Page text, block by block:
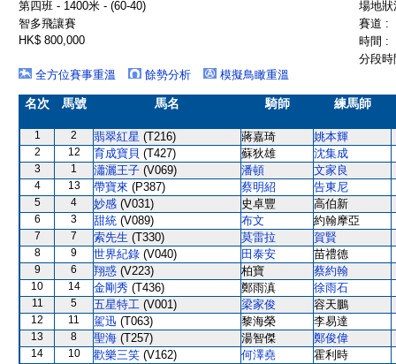
第四班 - 1400米 - (60-40)
場地
智多飛讓賽
賽道 :
HK$ 800,000
時間 :
分段
全方位賽事重溫
餘勢分析 模擬鳥瞰重溫
名次 馬號 馬名 騎師 練馬師
1 2 翡翠紅星 (T216) 蔣嘉琦 姚本輝
2 12 育成寶貝 (T427) 蘇狄雄 沈集成
3 1 瀟灑王子 (V069) 潘頓 文家良
4 13 帶寶來 (P387) 蔡明紹 告東尼
5 4 妙感 (V031) 史卓豐 高伯新
6 3 甜統 (V089) 布文 約翰摩亞
7 7 索先生 (T330) 莫雷拉 賀賢
8 9 世界紀錄 (V040) 田泰安 苗禮德
9 6 翔惑 (V223) 柏寶 蔡約翰
10 14 金剛秀 (T436) 鄭雨滇 徐雨石
11 5 五星特工 (V001) 梁家俊 容天鵬
12 11 駕迅 (T063) 黎海榮 李易達
13 8 聖海 (T257) 湯智傑 鄭俊偉
14 10 歡樂三笑 (V162) 何澤堯
霍利時